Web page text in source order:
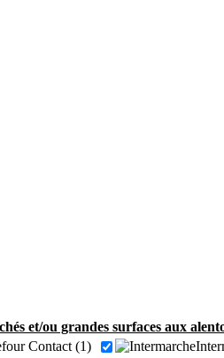
et/ou grandes surfaces aux
Contact (1)